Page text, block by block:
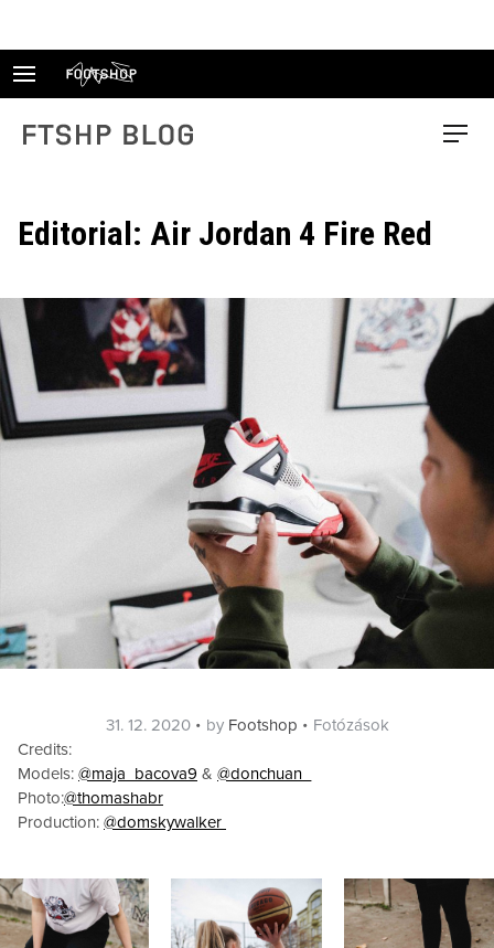
FTSHP blog Menu
Editorial: Air Jordan 4 Fire Red
Posted
31. 12. 2020 by Footshop Categories
Fotózások
Credits:
Models: @maja_bacova9 & @donchuan_
Photo:@thomashabr
Production: @domskywalker